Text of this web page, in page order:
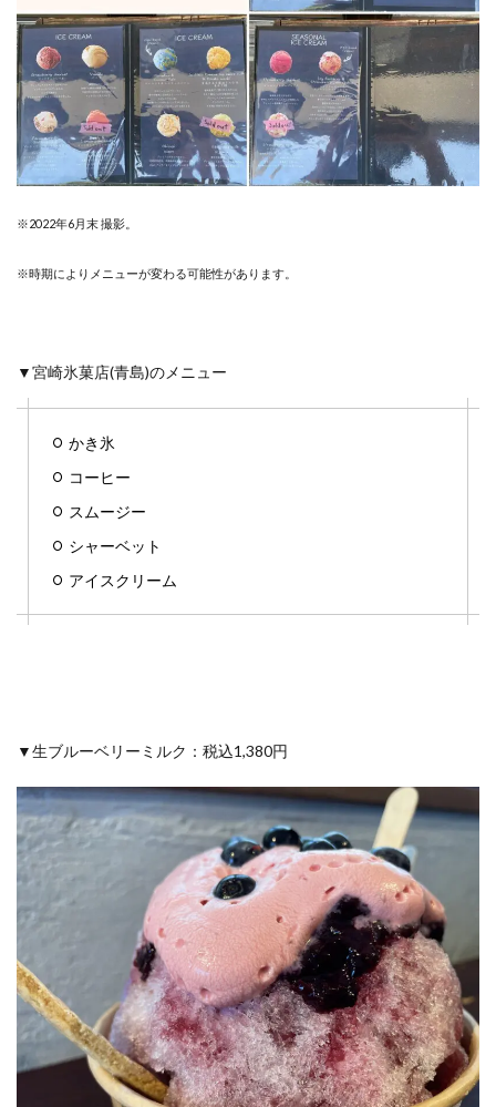
※2022年6月末 撮影。
※時期によりメニューが変わる可能性があります。
▼宮崎氷菓店(青島)のメニュー
かき氷
コーヒー
スムージー
シャーベット
アイスクリーム
▼生ブルーベリーミルク：税込1,380円